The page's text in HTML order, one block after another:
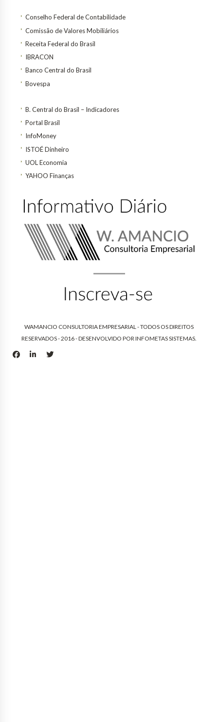
Conselho Federal de Contabilidade
Comissão de Valores Mobiliários
Receita Federal do Brasil
IBRACON
Banco Central do Brasil
Bovespa
B. Central do Brasil – Indicadores
Portal Brasil
InfoMoney
ISTOÉ Dinheiro
UOL Economia
YAHOO Finanças
WAMANCIO CONSULTORIA EMPRESARIAL - TODOS OS DIREITOS
RESERVADOS - 2016 - DESENVOLVIDO PORINFOMETAS SISTEMAS.